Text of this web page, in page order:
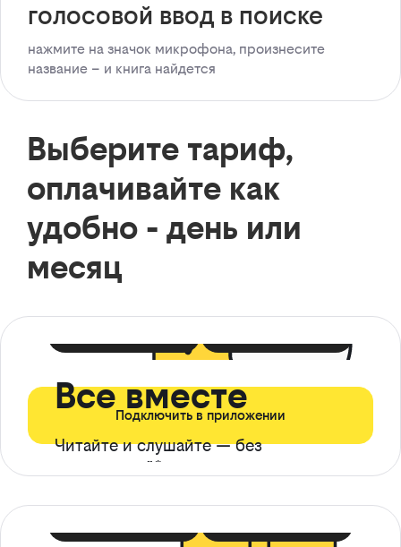
голосовой ввод в поиске
нажмите на значок микрофона, произнесите
название – и книга найдется
Выберите тариф,
оплачивайте как
удобно - день или
месяц
Все вместе
Читайте и слушайте — без
ограничений*
Подключить в приложении